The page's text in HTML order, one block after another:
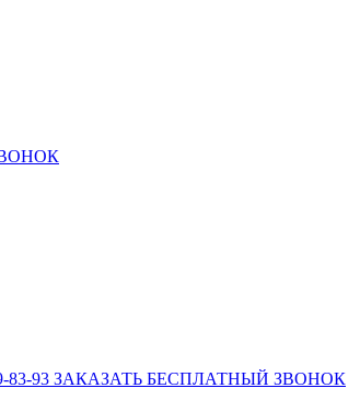
83-93 ЗАКАЗАТЬ БЕСПЛАТНЫЙ ЗВОНОК